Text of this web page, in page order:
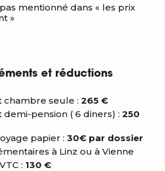
mentionné dans « les prix
»
et réductions
seule : 265 €
pension ( 6 diners) : 250
papier : 30€ par dossier
à Linz ou à Vienne
: 130 €